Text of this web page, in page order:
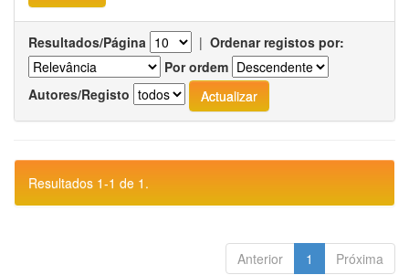
Resultados/Página | Ordenar registos por:
Por ordem
Autores/Registo
Resultados 1-1 de 1.
Anterior 1 Próxima